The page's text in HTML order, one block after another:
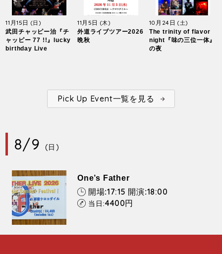
11月15日 (日)
武田チャッピー治『チ
ャッピー 77 !!』lucky
birthday Live
11月5日 (木)
外道ライブツアー2026
晩秋
10月24日 (土)
The trinity of flavor
night『味の三位一体』
の夜
Pick Up Event一覧を見る
8/9 (日)
One’s Father
開場:17:15 開演:18:00
当日:4400円